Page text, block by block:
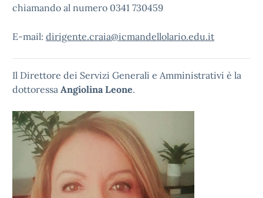
chiamando al numero 0341 730459
E-mail: dirigente.craia@icmandellolario.edu.it
Il Direttore dei Servizi Generali e Amministrativi è la
dottoressa Angiolina Leone.